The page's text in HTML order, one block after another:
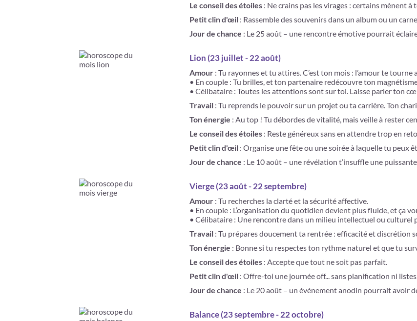
Le conseil des étoiles: Ne crains pas les virages : certains mènent à
Petit clin d'œil: Rassemble des souvenirs dans un album ou un
Jour de chance : Le 25 août – une rencontre émotive pourrait
Lion (23 juillet - 22 août)
Amour: Tu rayonnes et tu attires. C’est ton mois : l’amour te tourne
• En couple : Tu brilles, et ton partenaire redécouvre ton
• Célibataire : Toutes les attentions sont sur toi. Laisse parler ton
Travail: Tu reprends le pouvoir sur un projet ou ta carrière. Ton
Ton énergie : Au top ! Tu débordes de vitalité, mais veille à rester
Le conseil des étoiles: Reste généreux sans en attendre trop en
Petit clin d'œil: Organise une fête ou une soirée à laquelle tu peux
Jour de chance : Le 10 août – une révélation t’insuffle une
Vierge (23 août - 22 septembre)
Amour: Tu recherches la clarté et la sécurité affective.
• En couple : L’organisation du quotidien devient plus fluide, et ça
• Célibataire : Une rencontre dans un milieu intellectuel ou
Travail: Tu prépares doucement ta rentrée : efficacité et discrétion
Ton énergie : Bonne si tu respectes ton rythme naturel et que tu
Le conseil des étoiles: Accepte que tout ne soit pas parfait.
Petit clin d'œil: Offre-toi une journée off... sans planification ni
Jour de chance : Le 20 août – un événement anodin pourrait avoir
Balance (23 septembre - 22 octobre)